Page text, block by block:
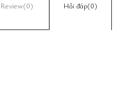
Review(0) Hỏi đáp(0)